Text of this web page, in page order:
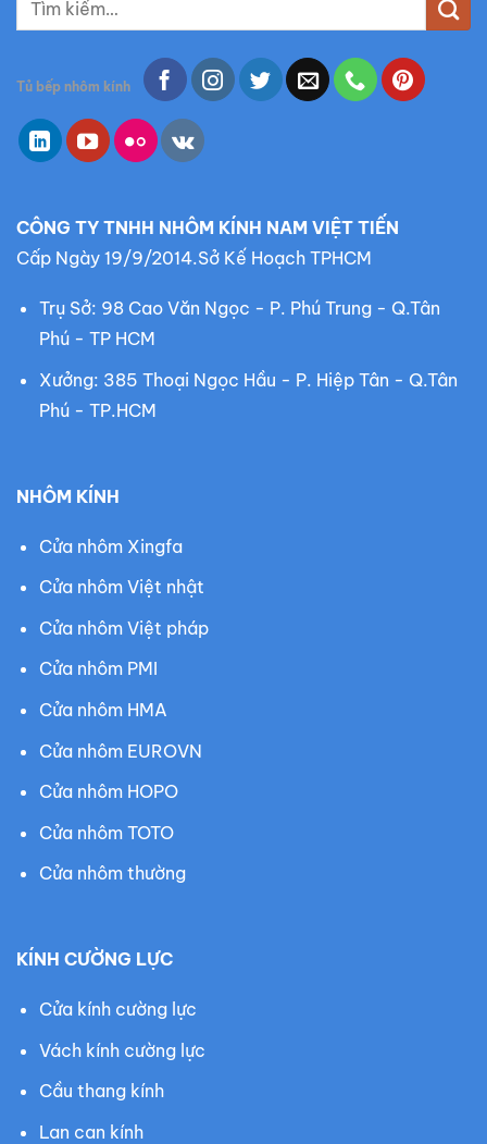
ì
k
ế
m
Tủ bếp nhôm kính
CÔNG TY TNHH NHÔM KÍNH NAM VIỆT TIẾN
Cấp Ngày 19/9/2014.Sở Kế Hoạch TPHCM
Trụ Sở: 98 Cao Văn Ngọc - P. Phú Trung - Q.Tân
Phú - TP HCM
Xưởng: 385 Thoại Ngọc Hầu - P. Hiệp Tân - Q.Tân
Phú - TP.HCM
NHÔM KÍNH
Cửa nhôm Xingfa
Cửa nhôm Việt nhật
Cửa nhôm Việt pháp
Cửa nhôm PMI
Cửa nhôm HMA
Cửa nhôm EUROVN
Cửa nhôm HOPO
Cửa nhôm TOTO
Cửa nhôm thường
KÍNH CƯỜNG LỰC
Cửa kính cường lực
Vách kính cường lực
Cầu thang kính
Lan can kính